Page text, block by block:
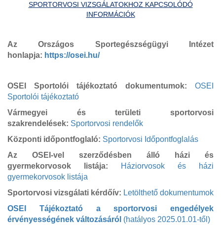
SPORTORVOSI VIZSGÁLATOKHOZ KAPCSOLÓDÓ
INFORMÁCIÓK
Az Országos Sportegészségügyi Intézet
honlapja: https://osei.hu/
OSEI Sportolói tájékoztató dokumentumok:
OSEI
Sportolói tájékoztató
Vármegyei és területi sportorvosi
szakrendelések: Sportorvosi rendelők
Központi időpontfoglaló: Sportorvosi Időpontfoglalás
Az OSEI-vel szerződésben álló házi és
gyermekorvosok listája:
Háziorvosok és házi
gyermekorvosok listája
Sportorvosi vizsgálati kérdőív: Letölthető dokumentumok
OSEI Tájékoztató a sportorvosi engedélyek
érvényességének változásáról (hatályos 2025.01.01-től)